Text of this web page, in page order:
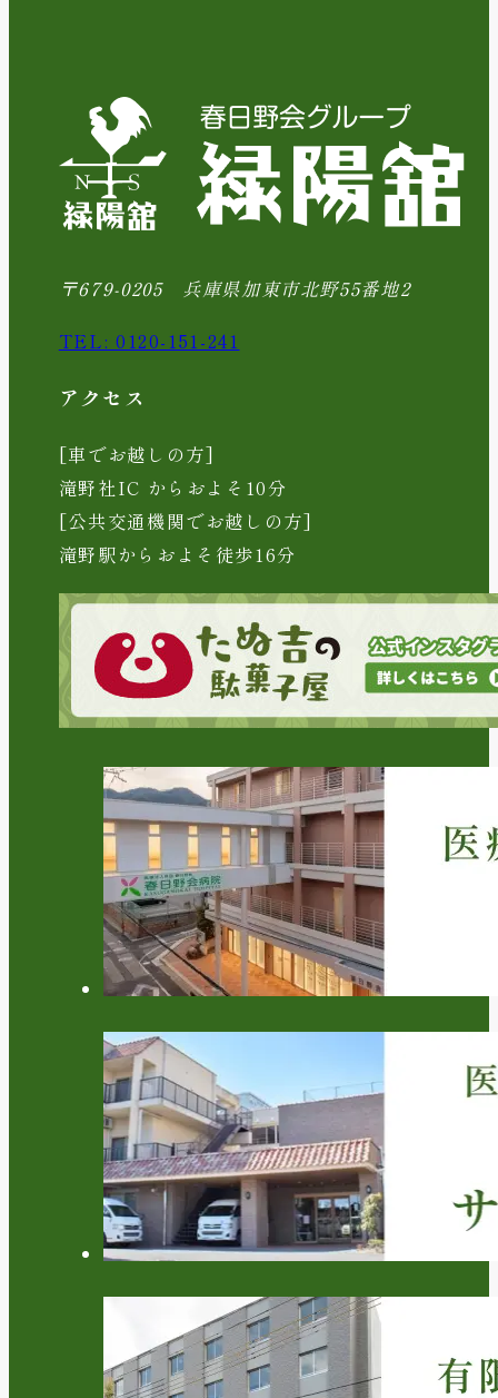
〒679-0205 兵庫県加東市北野55番地2
TEL: 0120-151-241
アクセス
[車でお越しの方]
滝野社IC からおよそ10分
[公共交通機関でお越しの方]
滝野駅からおよそ徒歩16分